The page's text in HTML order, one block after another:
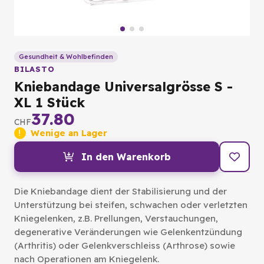
Gesundheit & Wohlbefinden
BILASTO
Kniebandage Universalgrösse S -
XL 1 Stück
CHF37.80
Wenige an Lager
In den Warenkorb
Die Kniebandage dient der Stabilisierung und der
Unterstützung bei steifen, schwachen oder verletzten
Kniegelenken, z.B. Prellungen, Verstauchungen,
degenerative Veränderungen wie Gelenkentzündung
(Arthritis) oder Gelenkverschleiss (Arthrose) sowie
nach Operationen am Kniegelenk.